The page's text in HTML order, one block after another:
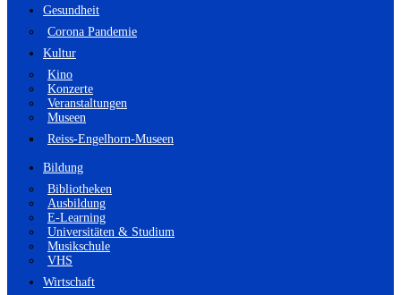
Gesundheit
Corona Pandemie
Kultur
Kino
Konzerte
Veranstaltungen
Museen
Reiss-Engelhorn-Museen
Bildung
Bibliotheken
Ausbildung
E-Learning
Universitäten & Studium
Musikschule
VHS
Wirtschaft